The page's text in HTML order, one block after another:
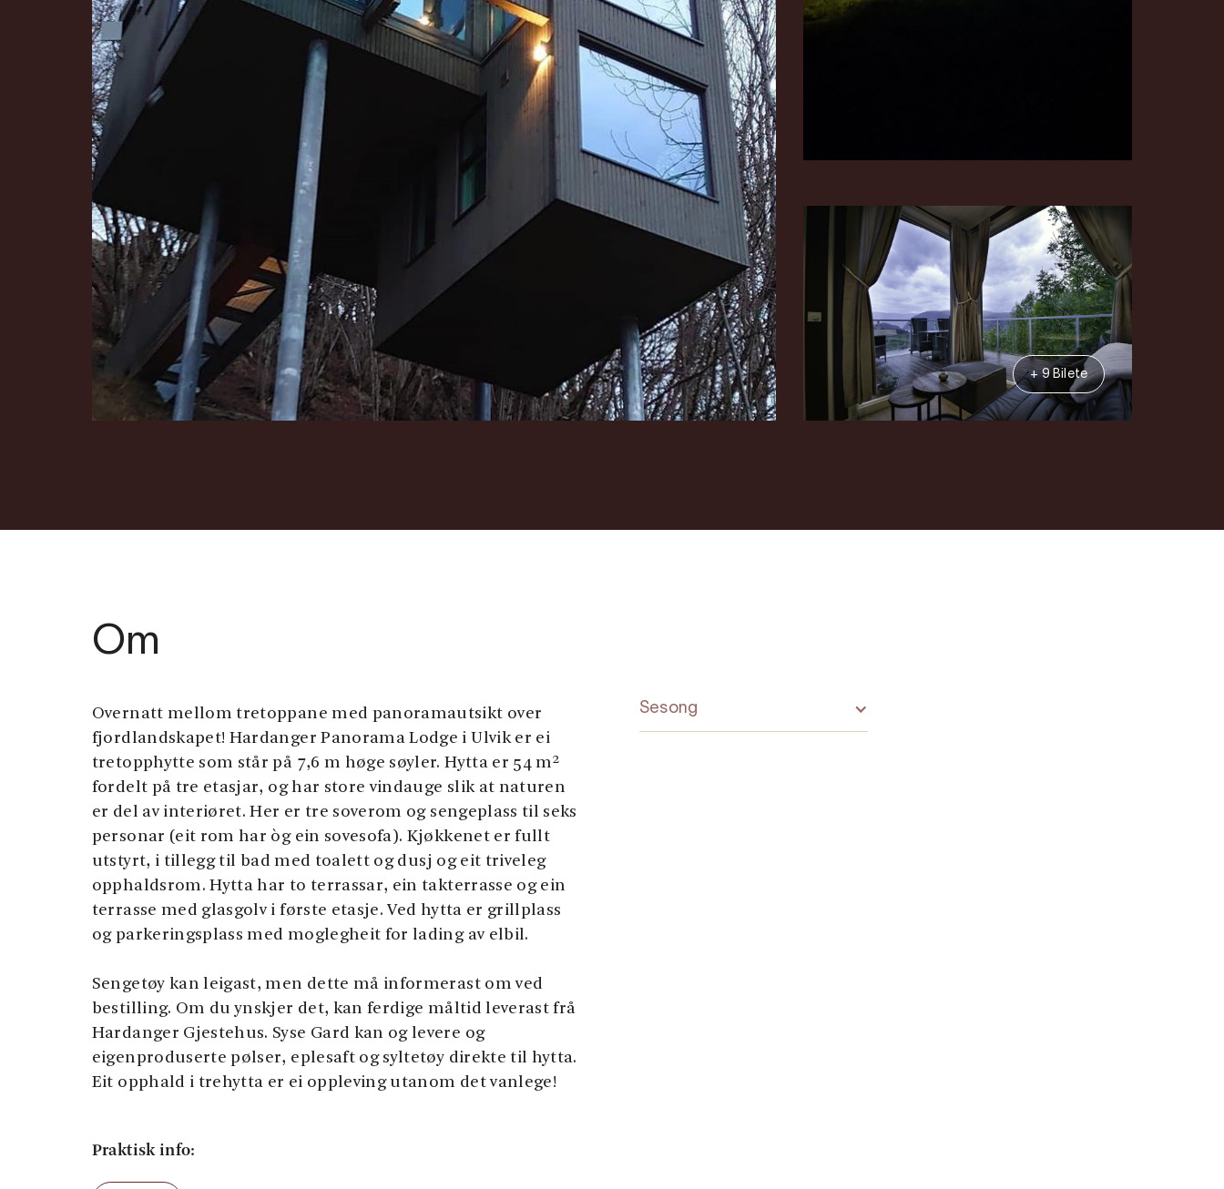
+ 9 Bilete
Om
Overnatt mellom tretoppane med panoramautsikt over
fjordlandskapet! Hardanger Panorama Lodge i Ulvik er ei
tretopphytte som står på 7,6 m høge søyler. Hytta er 54 m²
fordelt på tre etasjar, og har store vindauge slik at naturen
er del av interiøret. Her er tre soverom og sengeplass til seks
personar (eit rom har òg ein sovesofa). Kjøkkenet er fullt
utstyrt, i tillegg til bad med toalett og dusj og eit triveleg
opphaldsrom. Hytta har to terrassar, ein takterrasse og ein
terrasse med glasgolv i første etasje. Ved hytta er grillplass
og parkeringsplass med moglegheit for lading av elbil.
Sengetøy kan leigast, men dette må informerast om ved
bestilling. Om du ynskjer det, kan ferdige måltid leverast frå
Hardanger Gjestehus. Syse Gard kan og levere og
eigenproduserte pølser, eplesaft og syltetøy direkte til hytta.
Eit opphald i trehytta er ei oppleving utanom det vanlege!
Praktisk info:
Hytta er 54 m2
Sesong